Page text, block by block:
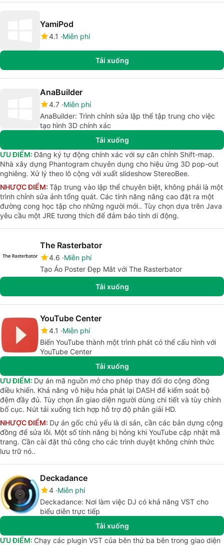
YamiPod
4.1 Miễn phí
Tải xuống
AnaBuilder
4.7 Miễn phí
AnaBuilder: Trình chỉnh sửa lập thể tập trung cho việc
tạo hình 3D chính xác
Tải xuống
ƯU ĐIỂM:Đăng ký tự động chính xác với sự căn chỉnh Shift-map.
Nhà xây dựng Phantogram chuyên dụng cho hiệu ứng 3D pop-out
nghiêng. Xử lý theo lô cộng với xuất slideshow StereoBee.
NHƯỢC ĐIỂM: Tập trung vào lập thể chuyên biệt, không phải là một
trình chỉnh sửa ảnh tổng quát. Các tính năng nâng cao đặt ra một
đường cong học tập cho những người mới.. Tùy chọn dựa trên Java
yêu cầu một JRE tương thích để đảm bảo tính di động.
The Rasterbator
4.6 Miễn phí
Tạo Áo Poster Đẹp Mắt với The Rasterbator
Tải xuống
YouTube Center
4.1
Miễn phí
Biến YouTube thành một trình phát có thể cấu hình với
YouTube Center
Tải xuống
ƯU ĐIỂM: Dự án mã nguồn mở cho phép thay đổi do cộng đồng
điều khiển. Khả năng vô hiệu hóa phát lại DASH để kiểm soát bộ
đệm đầy đủ. Tùy chọn ẩn giao diện người dùng chi tiết và tùy chỉnh
bố cục. Nút tải xuống tích hợp hỗ trợ độ phân giải HD.
NHƯỢC ĐIỂM: Dự án gốc chủ yếu là di sản, cần các bản dựng cộng
đồng để sửa lỗi. Một số tính năng bị hỏng khi YouTube cập nhật mã
trang. Cần cài đặt thủ công cho các trình duyệt không chính thức
lưu trữ nó..
Deckadance
4 Miễn phí
Deckadance: Nơi làm việc DJ có khả năng VST cho
biểu diễn trực tiếp
Tải xuống
ƯU ĐIỂM: Chạy các plugin VST của bên thứ ba bên trong giao diện